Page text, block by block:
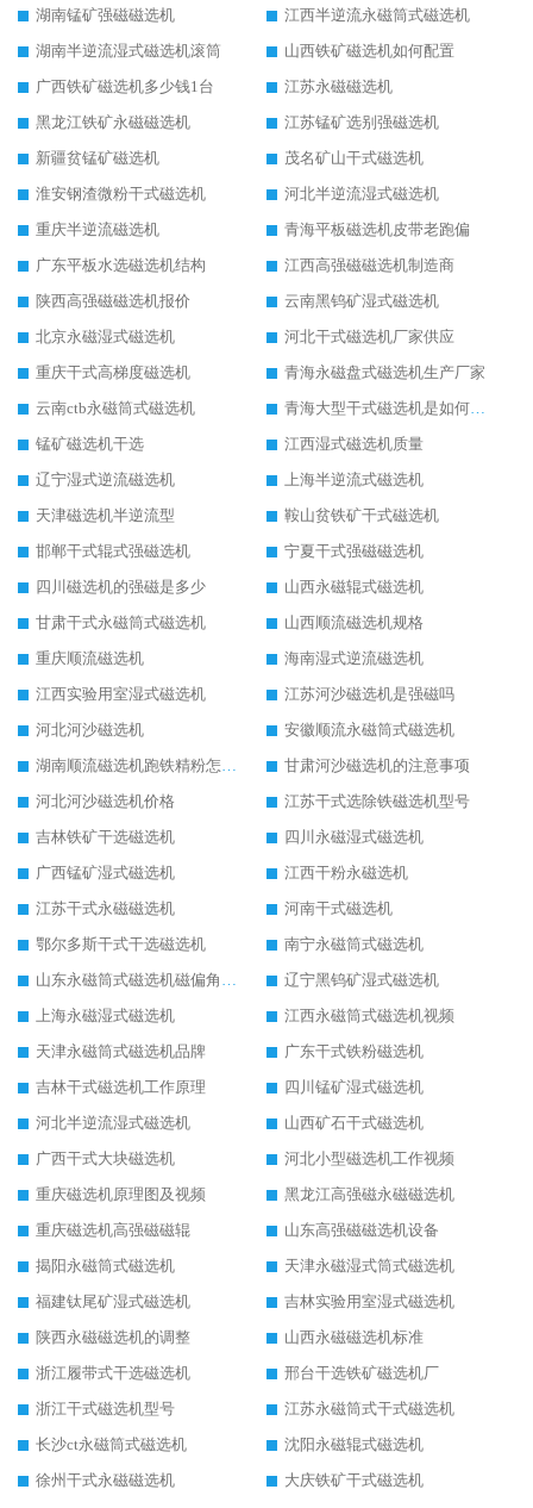
湖南锰矿强磁磁选机
江西半逆流永磁筒式磁选机
湖南半逆流湿式磁选机滚筒
山西铁矿磁选机如何配置
广西铁矿磁选机多少钱1台
江苏永磁磁选机
黑龙江铁矿永磁磁选机
江苏锰矿选别强磁选机
新疆贫锰矿磁选机
茂名矿山干式磁选机
淮安钢渣微粉干式磁选机
河北半逆流湿式磁选机
重庆半逆流磁选机
青海平板磁选机皮带老跑偏
广东平板水选磁选机结构
江西高强磁磁选机制造商
陕西高强磁磁选机报价
云南黑钨矿湿式磁选机
北京永磁湿式磁选机
河北干式磁选机厂家供应
重庆干式高梯度磁选机
青海永磁盘式磁选机生产厂家
云南ctb永磁筒式磁选机
青海大型干式磁选机是如何选矿的
锰矿磁选机干选
江西湿式磁选机质量
辽宁湿式逆流磁选机
上海半逆流式磁选机
天津磁选机半逆流型
鞍山贫铁矿干式磁选机
邯郸干式辊式强磁选机
宁夏干式强磁磁选机
四川磁选机的强磁是多少
山西永磁辊式磁选机
甘肃干式永磁筒式磁选机
山西顺流磁选机规格
重庆顺流磁选机
海南湿式逆流磁选机
江西实验用室湿式磁选机
江苏河沙磁选机是强磁吗
河北河沙磁选机
安徽顺流永磁筒式磁选机
湖南顺流磁选机跑铁精粉怎么处理
甘肃河沙磁选机的注意事项
河北河沙磁选机价格
江苏干式选除铁磁选机型号
吉林铁矿干选磁选机
四川永磁湿式磁选机
广西锰矿湿式磁选机
江西干粉永磁选机
江苏干式永磁磁选机
河南干式磁选机
鄂尔多斯干式干选磁选机
南宁永磁筒式磁选机
山东永磁筒式磁选机磁偏角怎么调整
辽宁黑钨矿湿式磁选机
上海永磁湿式磁选机
江西永磁筒式磁选机视频
天津永磁筒式磁选机品牌
广东干式铁粉磁选机
吉林干式磁选机工作原理
四川锰矿湿式磁选机
河北半逆流湿式磁选机
山西矿石干式磁选机
广西干式大块磁选机
河北小型磁选机工作视频
重庆磁选机原理图及视频
黑龙江高强磁永磁磁选机
重庆磁选机高强磁磁辊
山东高强磁磁选机设备
揭阳永磁筒式磁选机
天津永磁湿式筒式磁选机
福建钛尾矿湿式磁选机
吉林实验用室湿式磁选机
陕西永磁磁选机的调整
山西永磁磁选机标准
浙江履带式干选磁选机
邢台干选铁矿磁选机厂
浙江干式磁选机型号
江苏永磁筒式干式磁选机
长沙ct永磁筒式磁选机
沈阳永磁辊式磁选机
徐州干式永磁磁选机
大庆铁矿干式磁选机